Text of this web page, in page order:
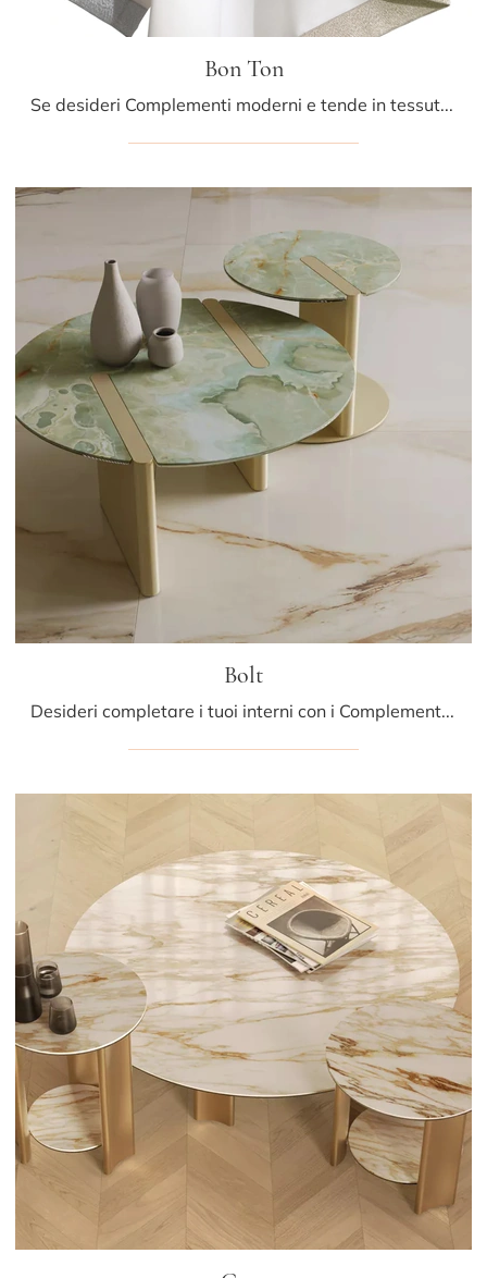
Bon Ton
Se desideri Complementi moderni e tende in tessuto ottieni informazioni sul modello Bon Ton della firma Athena Collezioni.
Bolt
Desideri completare i tuoi interni con i Complementi Bontempi? Ecco qui molteplici modelli di tavolini in gres come Bolt.